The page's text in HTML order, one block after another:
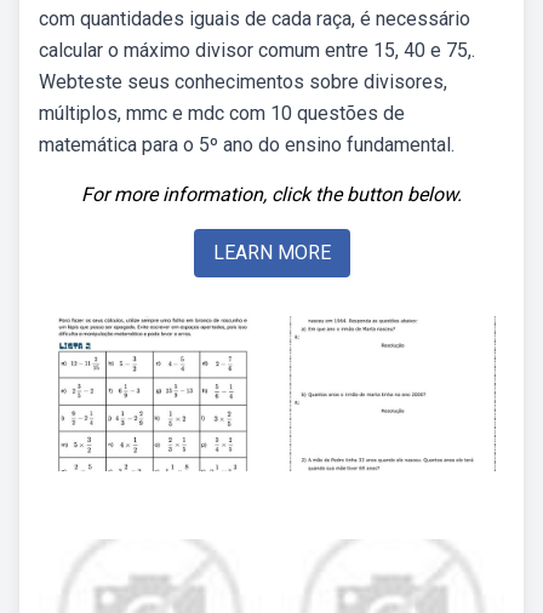
com quantidades iguais de cada raça, é necessário
calcular o máximo divisor comum entre 15, 40 e 75,.
Webteste seus conhecimentos sobre divisores,
múltiplos, mmc e mdc com 10 questões de
matemática para o 5º ano do ensino fundamental.
For more information, click the button below.
LEARN MORE